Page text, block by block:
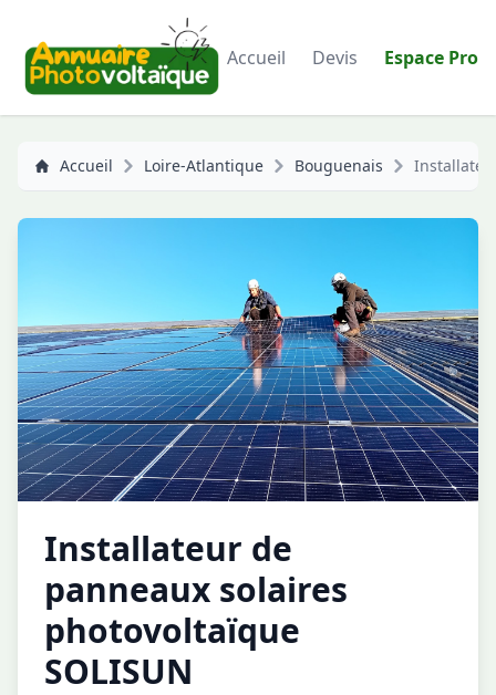
Accueil Devis Espace Pro
Accueil Loire-Atlantique Bouguenais
Installateur de
panneaux solaires
photovoltaïque
SOLISUN